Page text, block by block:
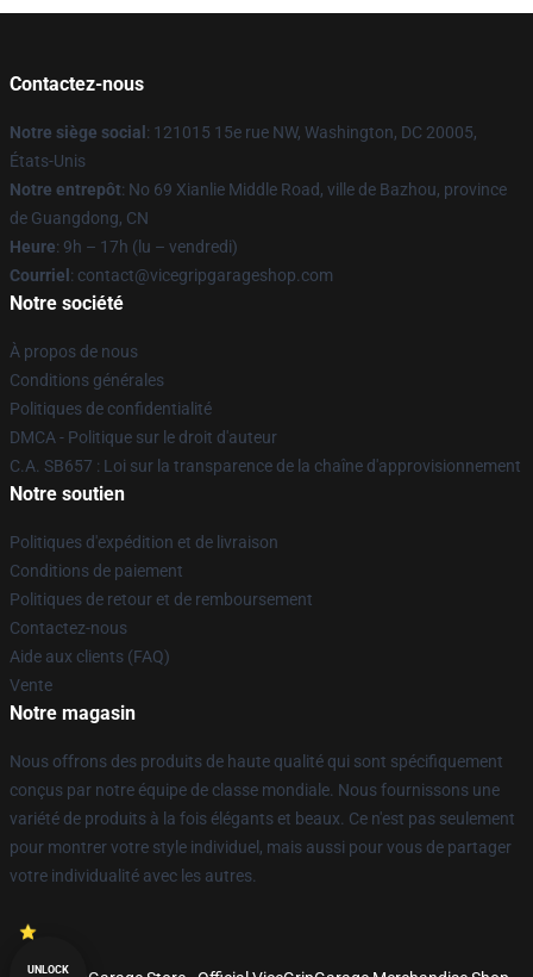
Contactez-nous
Notre siège social : 121015 15e rue NW, Washington, DC 20005,
États-Unis
Notre entrepôt: No 69 Xianlie Middle Road, ville de Bazhou, province
de Guangdong, CN
Heure: 9h – 17h (lu – vendredi)
Courriel : contact@vicegripgarageshop.com
Notre société
À propos de nous
Conditions générales
Politiques de confidentialité
DMCA - Politique sur le droit d'auteur
C.A. SB657 : Loi sur la transparence de la chaîne d'approvisionnement
Notre soutien
Politiques d'expédition et de livraison
Conditions de paiement
Politiques de retour et de remboursement
Contactez-nous
Aide aux clients (FAQ)
Vente
Notre magasin
Nous offrons des produits de haute qualité qui sont spécifiquement
conçus par notre équipe de classe mondiale. Nous fournissons une
variété de produits à la fois élégants et beaux. Ce n'est pas seulement
pour montrer votre style individuel, mais aussi pour vous de partager
votre individualité avec les autres.
UNLOCK